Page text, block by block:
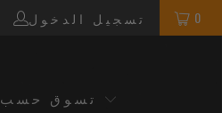
تسجيل الدخول 0
تسوق حسب